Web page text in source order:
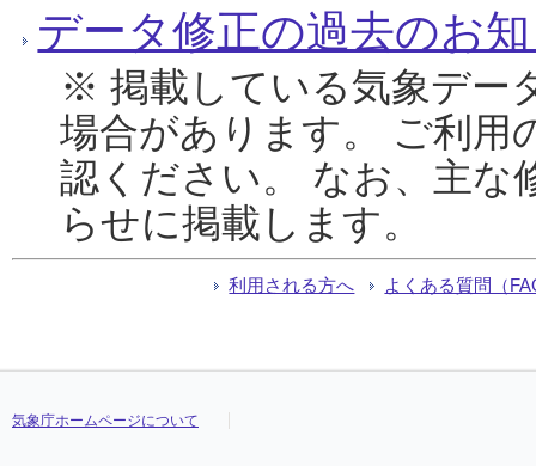
データ修正の過去のお
※ 掲載している気象デー
場合があります。 ご利用
認ください。 なお、主な
らせに掲載します。
利用される方へ よくある質問（
気象庁ホームページについて